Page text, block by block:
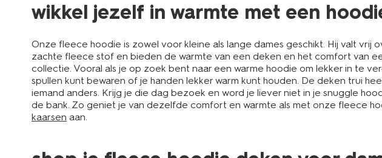
wikkel jezelf in warmte met een
Onze fleece hoodie is zowel voor kleine als lange dames geschikt. Hij valt
zachte fleece stof en bieden de warmte van een deken en het comfort van
collectie. Vooral als je op zoek bent naar een warme hoodie om lekker in te
spullen kunt bewaren of je handen lekker warm kunt houden. De deken trui
iemand anders. Krijg je die dag bezoek en word je liever niet in je snuggle
de bank. Zo geniet je van dezelfde comfort en warmte als met onze fleece
kaarsen aan.